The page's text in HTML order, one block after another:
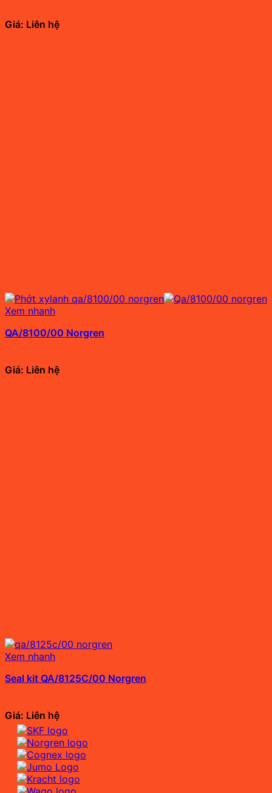
Giá: Liên hệ
Xem nhanh
QA/8100/00 Norgren
Giá: Liên hệ
Xem nhanh
Seal kit QA/8125C/00 Norgren
Giá: Liên hệ